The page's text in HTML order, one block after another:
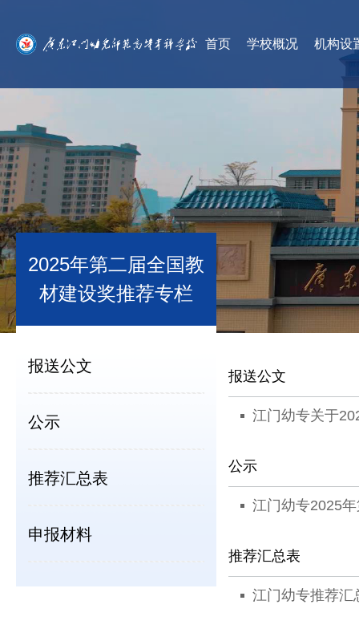
首页 学校概况 机构设
2025年第二届全国教
材建设奖推荐专栏
报送公文
公示
推荐汇总表
申报材料
报送公文
江门幼专关于
公示
江门幼专2025
推荐汇总表
江门幼专推荐汇